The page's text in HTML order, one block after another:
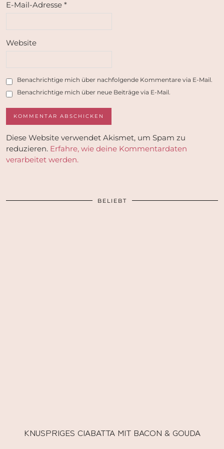
E-Mail-Adresse *
Website
Benachrichtige mich über nachfolgende Kommentare via E-Mail.
Benachrichtige mich über neue Beiträge via E-Mail.
Diese Website verwendet Akismet, um Spam zu
reduzieren. Erfahre, wie deine Kommentardaten
verarbeitet werden.
BELIEBT
KNUSPRIGES CIABATTA MIT BACON & GOUDA